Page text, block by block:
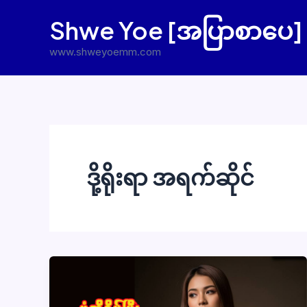
Shwe Yoe [အပြာစာပေ]
www.shweyoemm.com
ဒို့ရိုးရာ အရက်ဆိုင်